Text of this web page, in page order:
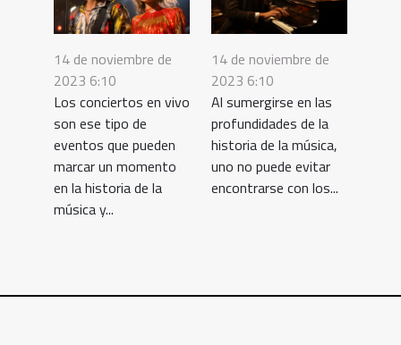
14 de noviembre de
2023 6:10
Los conciertos en vivo
son ese tipo de
eventos que pueden
marcar un momento
en la historia de la
música y...
14 de noviembre de
2023 6:10
Al sumergirse en las
profundidades de la
historia de la música,
uno no puede evitar
encontrarse con los...